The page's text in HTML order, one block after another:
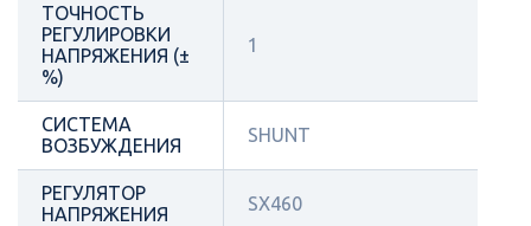
ТОЧНОСТЬ
РЕГУЛИРОВКИ
НАПРЯЖЕНИЯ (±
%)
1
СИСТЕМА
ВОЗБУЖДЕНИЯ
SHUNT
РЕГУЛЯТОР
НАПРЯЖЕНИЯ
SX460